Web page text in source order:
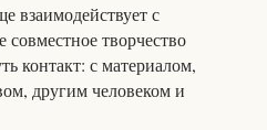
взаимодействует с
творчество
контакт: с материалом,
другим человеком и